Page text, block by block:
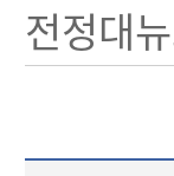
전정대